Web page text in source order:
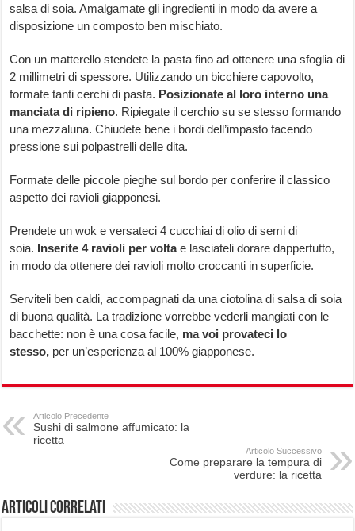
salsa di soia. Amalgamate gli ingredienti in modo da avere a
disposizione un composto ben mischiato.
Con un matterello stendete la pasta fino ad ottenere una sfoglia di
2 millimetri di spessore. Utilizzando un bicchiere capovolto,
formate tanti cerchi di pasta. Posizionate al loro interno una
manciata di ripieno. Ripiegate il cerchio su se stesso formando
una mezzaluna. Chiudete bene i bordi dell’impasto facendo
pressione sui polpastrelli delle dita.
Formate delle piccole pieghe sul bordo per conferire il classico
aspetto dei ravioli giapponesi.
Prendete un wok e versateci 4 cucchiai di olio di semi di
soia. Inserite 4 ravioli per voltae lasciateli dorare dappertutto,
in modo da ottenere dei ravioli molto croccanti in superficie.
Serviteli ben caldi, accompagnati da una ciotolina di salsa di soia
di buona qualità. La tradizione vorrebbe vederli mangiati con le
bacchette: non è una cosa facile, ma voi provateci lo
stesso, per un’esperienza al 100% giapponese.
Articolo Precedente
Sushi di salmone affumicato: la
ricetta
Articolo Successivo
Come preparare la tempura di
verdure: la ricetta
Articoli correlati